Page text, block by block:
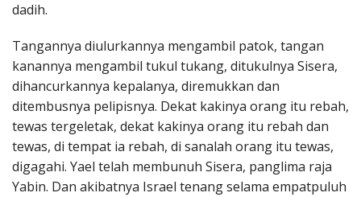
dadih.
Tangannya diulurkannya mengambil patok, tangan
kanannya mengambil tukul tukang, ditukulnya Sisera,
dihancurkannya kepalanya, diremukkan dan
ditembusnya pelipisnya. Dekat kakinya orang itu rebah,
tewas tergeletak, dekat kakinya orang itu rebah dan
tewas, di tempat ia rebah, di sanalah orang itu tewas,
digagahi. Yael telah membunuh Sisera, panglima raja
Yabin. Dan akibatnya Israel tenang selama empatpuluh